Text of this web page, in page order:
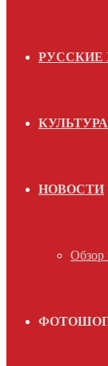
РУССКИЕ
КУЛЬТУРА
НОВОСТИ
Обзор